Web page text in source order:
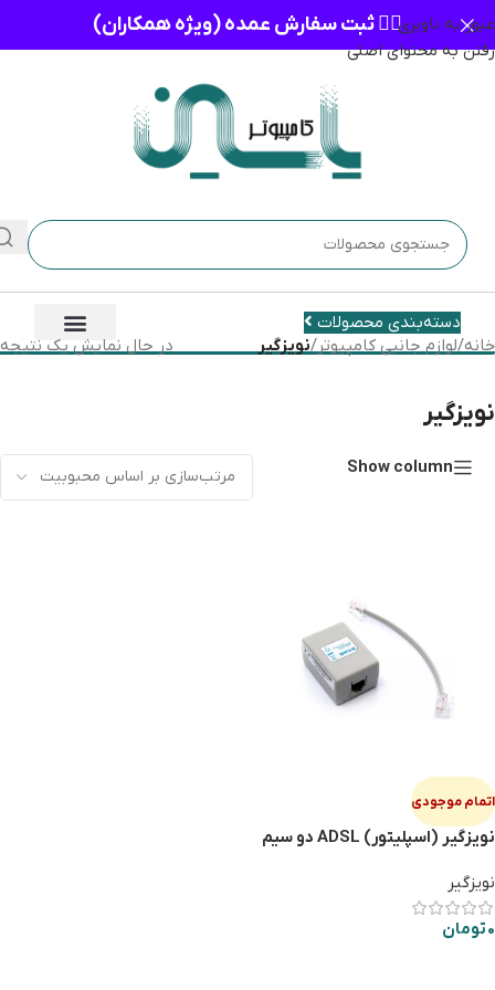
عبور به ناوبری
رفتن به محتوای اصلی
👈🏻 ثبت سفارش عمده (ویژه همکاران)
دسته‌بندی محصولات
خانه/لوازم جانبی کامپیوتر/نویزگیر در حال نمایش یک نتیجه
نویزگیر
Show column
اتمام موجودی
نویزگیر (اسپلیتور) ADSL دو سیم
نویزگیر
0تومان